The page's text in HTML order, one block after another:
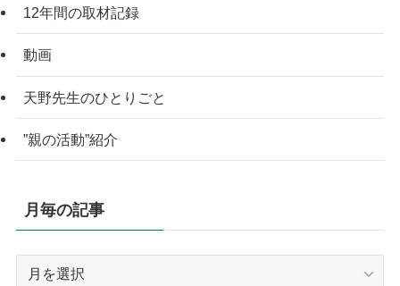
12年間の取材記録
動画
天野先生のひとりごと
”親の活動”紹介
月毎の記事